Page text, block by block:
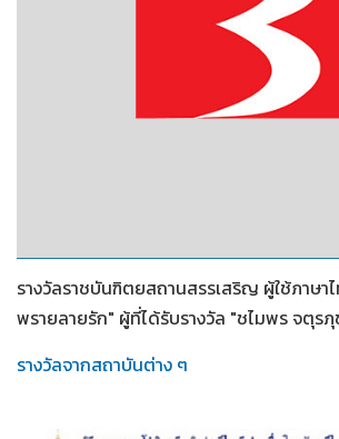
2553
รางวัลราชบันฑิตยสถานสรรเสริญ ผู้ใช้ภาษา
พรายลายรัก" ผู้ที่ได้รับรางวัล "ชไมพร จตุร
รางวัลจากสถาบันต่าง ๆ